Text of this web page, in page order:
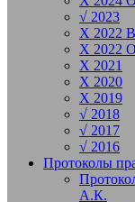
√ 2023
X 2022
X 2022
X 2021
X 2020
X 2019
√ 2018
√ 2017
√ 2016
Протоколы
А.К.